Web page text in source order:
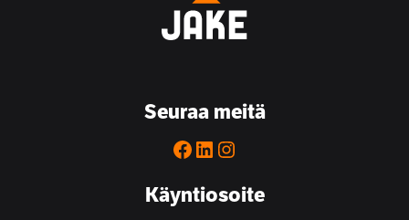
Käyntiosoite
Seuraa meitä
Facebook
LinkedIn
Instagram